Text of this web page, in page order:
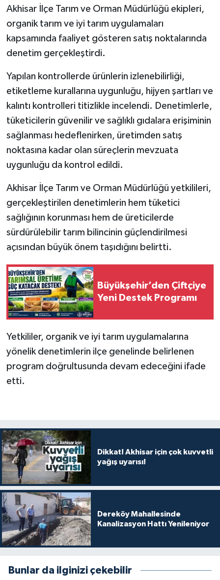
Akhisar İlçe Tarım ve Orman Müdürlüğü ekipleri,
organik tarım ve iyi tarım uygulamaları
kapsamında faaliyet gösteren satış noktalarında
denetim gerçekleştirdi.
Yapılan kontrollerde ürünlerin izlenebilirliği,
etiketleme kurallarına uygunluğu, hijyen şartları ve
kalıntı kontrolleri titizlikle incelendi. Denetimlerle,
tüketicilerin güvenilir ve sağlıklı gıdalara erişiminin
sağlanması hedeflenirken, üretimden satış
noktasına kadar olan süreçlerin mevzuata
uygunluğu da kontrol edildi.
Akhisar İlçe Tarım ve Orman Müdürlüğü yetkilileri,
gerçekleştirilen denetimlerin hem tüketici
sağlığının korunması hem de üreticilerde
sürdürülebilir tarım bilincinin güçlendirilmesi
açısından büyük önem taşıdığını belirtti.
Büyükşehir’den Çiftçiye
Yeni Destek Programı
Yetkililer, organik ve iyi tarım uygulamalarına
yönelik denetimlerin ilçe genelinde belirlenen
program doğrultusunda devam edeceğini ifade
etti.
Dikkat! Akhisar için çok kuvvetli
yağış uyarısı!
Dereköy Mahallesinde
Kanalizasyon Hattı Yenileniyor
Bunlar da ilginizi çekebilir
Akhisar Emlak
Ülke
Etiketler